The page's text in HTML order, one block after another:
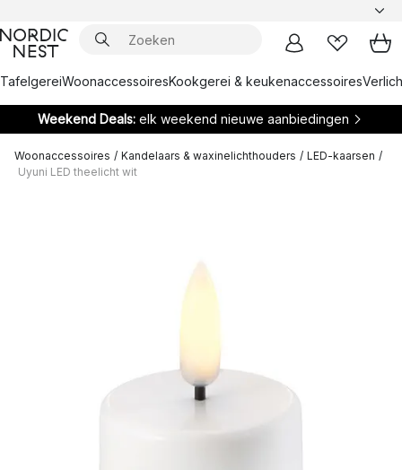
TafelgereiWoonaccessoiresKookgerei & keukenaccessoires
Weekend Deals: elk weekend nieuwe aanbiedingen
Woonaccessoires / Kandelaars & waxinelichthouders / LED-kaarsen /
Uyuni LED theelicht wit